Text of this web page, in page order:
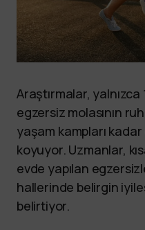
Araştırmalar, yalnızca
egzersiz molasının
yaşam kampları
koyuyor. Uzmanlar,
evde yapılan
hallerinde belirgin
belirtiyor.